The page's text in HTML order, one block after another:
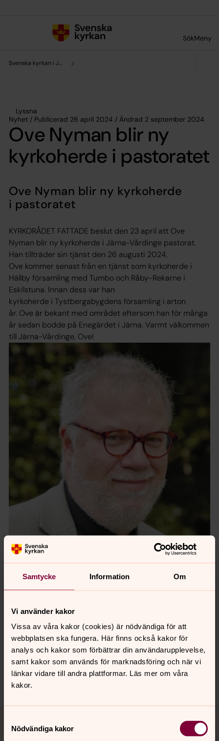
Samtycke Information Om
Vi använder kakor
Vissa av våra kakor (cookies) är nödvändiga för att
webbplatsen ska fungera. Här finns också kakor för
analys och kakor som förbättrar din användarupplevelse,
samt kakor som används för marknadsföring och när vi
länkar vidare till andra plattformar. Läs mer om våra
kakor.
Nödvändiga kakor
SökMeny
Svenska kyrkan i Järna och Vårdinge
Lyssna
Nyhet / Publicerad 26 april 2024 / Ändrad 2 september 2024
Ove Nyman blir ny
kyrkoherde i pastoratet
Ove Nyman blir ny kyrkoherde
i pastoratet
KYRKORÅDET FATTADE beslut den 23 april att Ove
Nyman blir ny kyrkoherde i Järna-Vårdinge pastorat.
Han tillträder sin tjänst den 26 augusti 2024.
Ove kommer senast från en tjänst som kyrkoherde i
Hällby församling med Tumbo och Råby-Rekarne i
Eskilstuna. Innan dess var han
kyrkoherde i Tystbergabygdens församling i arton
år. Ove är bekant med området eftersom han för många
år sedan bodde på Enegärdet i Järna. Varmt välkommen
till Järna-Vårdinge, Ove!
Synpunkter eller frågor på sidans
innehåll?
jarna-vardinge.pastorat@svenskakyrkan.se